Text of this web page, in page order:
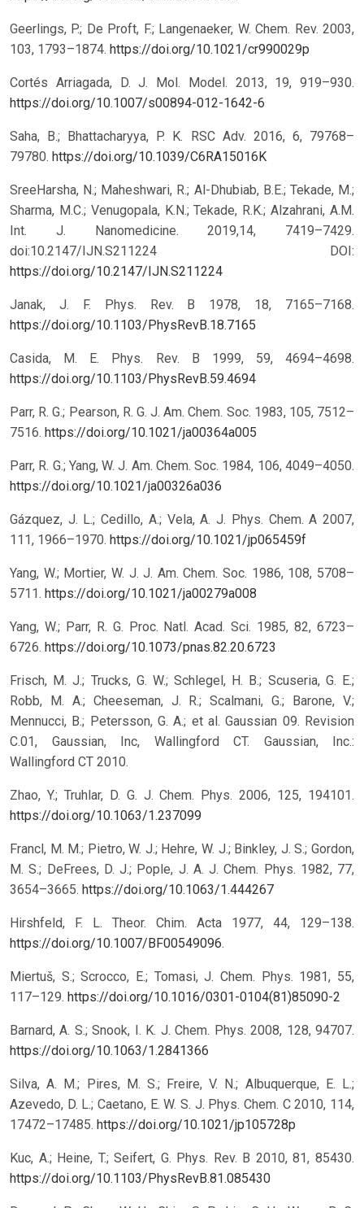
Geerlings, P.; De Proft, F.; Langenaeker, W. Chem. Rev. 2003,
103, 1793–1874. https://doi.org/10.1021/cr990029p
Cortés Arriagada, D. J. Mol. Model. 2013, 19, 919–930.
https://doi.org/10.1007/s00894-012-1642-6
Saha, B.; Bhattacharyya, P. K. RSC Adv. 2016, 6, 79768–
79780. https://doi.org/10.1039/C6RA15016K
SreeHarsha, N.; Maheshwari, R.; Al-Dhubiab, B.E.; Tekade, M.;
Sharma, M.C.; Venugopala, K.N.; Tekade, R.K.; Alzahrani, A.M.
Int. J. Nanomedicine. 2019,14, 7419–7429.
doi:10.2147/IJN.S211224 DOI:
https://doi.org/10.2147/IJN.S211224
Janak, J. F. Phys. Rev. B 1978, 18, 7165–7168.
https://doi.org/10.1103/PhysRevB.18.7165
Casida, M. E. Phys. Rev. B 1999, 59, 4694–4698.
https://doi.org/10.1103/PhysRevB.59.4694
Parr, R. G.; Pearson, R. G. J. Am. Chem. Soc. 1983, 105, 7512–
7516. https://doi.org/10.1021/ja00364a005
Parr, R. G.; Yang, W. J. Am. Chem. Soc. 1984, 106, 4049–4050.
https://doi.org/10.1021/ja00326a036
Gázquez, J. L.; Cedillo, A.; Vela, A. J. Phys. Chem. A 2007,
111, 1966–1970. https://doi.org/10.1021/jp065459f
Yang, W.; Mortier, W. J. J. Am. Chem. Soc. 1986, 108, 5708–
5711. https://doi.org/10.1021/ja00279a008
Yang, W.; Parr, R. G. Proc. Natl. Acad. Sci. 1985, 82, 6723–
6726. https://doi.org/10.1073/pnas.82.20.6723
Frisch, M. J.; Trucks, G. W.; Schlegel, H. B.; Scuseria, G. E.;
Robb, M. A.; Cheeseman, J. R.; Scalmani, G.; Barone, V.;
Mennucci, B.; Petersson, G. A.; et al. Gaussian 09. Revision
C.01, Gaussian, Inc, Wallingford CT. Gaussian, Inc.:
Wallingford CT 2010.
Zhao, Y.; Truhlar, D. G. J. Chem. Phys. 2006, 125, 194101.
https://doi.org/10.1063/1.237099
Francl, M. M.; Pietro, W. J.; Hehre, W. J.; Binkley, J. S.; Gordon,
M. S.; DeFrees, D. J.; Pople, J. A. J. Chem. Phys. 1982, 77,
3654–3665. https://doi.org/10.1063/1.444267
Hirshfeld, F. L. Theor. Chim. Acta 1977, 44, 129–138.
https://doi.org/10.1007/BF00549096.
Miertuš, S.; Scrocco, E.; Tomasi, J. Chem. Phys. 1981, 55,
117–129. https://doi.org/10.1016/0301-0104(81)85090-2
Barnard, A. S.; Snook, I. K. J. Chem. Phys. 2008, 128, 94707.
https://doi.org/10.1063/1.2841366
Silva, A. M.; Pires, M. S.; Freire, V. N.; Albuquerque, E. L.;
Azevedo, D. L.; Caetano, E. W. S. J. Phys. Chem. C 2010, 114,
17472–17485. https://doi.org/10.1021/jp105728p
Kuc, A.; Heine, T.; Seifert, G. Phys. Rev. B 2010, 81, 85430.
https://doi.org/10.1103/PhysRevB.81.085430